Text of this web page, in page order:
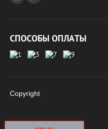
СПОСОБЫ ОПЛАТЫ
Copyright